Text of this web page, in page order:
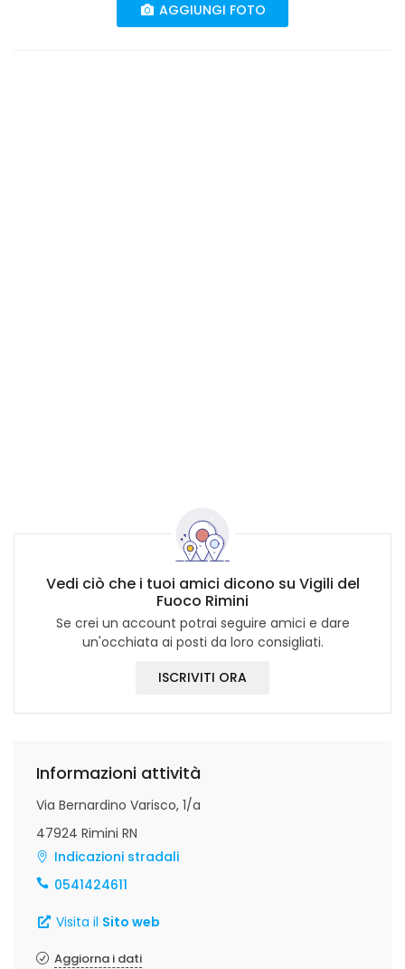
AGGIUNGI FOTO
Vedi ciò che i tuoi amici dicono su Vigili del
Fuoco Rimini
Se crei un account potrai seguire amici e dare
un'occhiata ai posti da loro consigliati.
ISCRIVITI ORA
Informazioni attività
Via Bernardino Varisco, 1/a
47924 Rimini RN
Indicazioni stradali
0541424611
Visita il Sito web
Aggiorna i dati